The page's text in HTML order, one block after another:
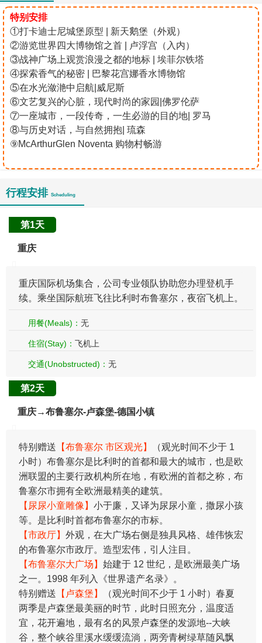
特别安排
①打卡迪士尼城堡原型 | 新天鹅堡（外观）
②游览世界四大博物馆之首 | 卢浮宫（入内）
③战神广场上观赏浪漫之都的地标 | 埃菲尔铁塔
④探索香气的秘密 | 巴黎花宫娜香水博物馆
⑤在水光潋滟中启航|威尼斯
⑥文艺复兴的心脏，现代时尚的家园|佛罗伦萨
⑦一座城市，一段传奇，一生必游的目的地| 罗马
⑧与历史对话，与自然拥抱| 琉森
⑨McArthurGlen Noventa 购物村畅游
行程安排 Scheduling
第1天
重庆
重庆国际机场集合，公司专业领队协助您办理登机手
续。乘坐国际航班飞往比利时布鲁塞尔，夜宿飞机上。
用餐(Meals)： 无
住宿(Stay)： 飞机上
交通(Unobstructed)： 无
第2天
重庆→布鲁塞尔-卢森堡-德国小镇
特别赠送 【布鲁塞尔 市区观光】
（观光时间不少于 1
小时）布鲁塞尔是比利时的首都和最大的城市，也是欧
洲联盟的主要行政机构所在地，有欧洲的首都之称，布
鲁塞尔市拥有全欧洲最精美的建筑。
【尿尿小童雕像】 小于廉，又译为尿尿小童，撒尿小孩
等。是比利时首都布鲁塞尔的市标。
【市政厅】 外观，在大广场右侧是独具风格、雄伟恢宏
的布鲁塞尔市政厅。造型宏伟，引人注目。
【布鲁塞尔大广场】 始建于 12 世纪，是欧洲最美广场
之一。1998 年列入《世界遗产名录》。
特别赠送 【卢森堡】
（观光时间不少于 1 小时）春夏
两季是卢森堡最美丽的时节，此时日照充分，温度适
宜，花开遍地，最有名的风景卢森堡的发源地--大峡
谷，整个峡谷里溪水缓缓流淌，两旁青树绿草随风飘